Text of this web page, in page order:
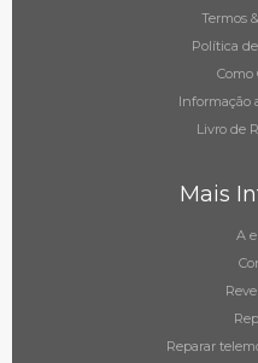
Termos
Política
Como
Informação
Livro de
Mais
A
Reparar